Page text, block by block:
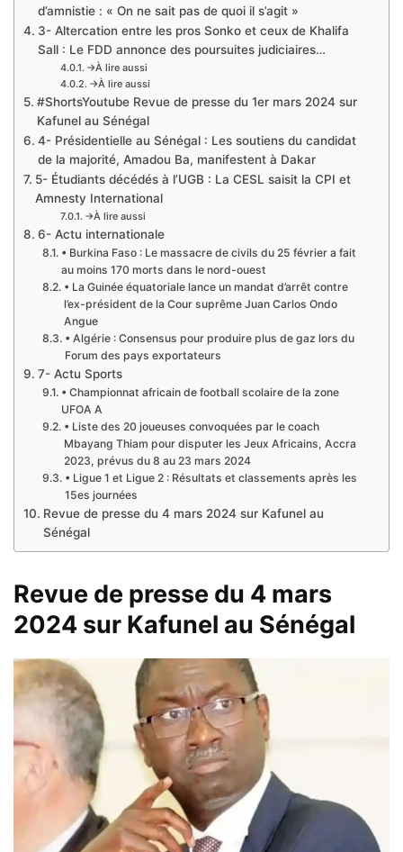
d’amnistie : « On ne sait pas de quoi il s’agit »
3- Altercation entre les pros Sonko et ceux de Khalifa
Sall : Le FDD annonce des poursuites judiciaires…
→À lire aussi
→À lire aussi
#ShortsYoutube Revue de presse du 1er mars 2024 sur
Kafunel au Sénégal
4- Présidentielle au Sénégal : Les soutiens du candidat
de la majorité, Amadou Ba, manifestent à Dakar
5- Étudiants décédés à l’UGB : La CESL saisit la CPI et
Amnesty International
→À lire aussi
6- Actu internationale
• Burkina Faso : Le massacre de civils du 25 février a fait
au moins 170 morts dans le nord-ouest
• La Guinée équatoriale lance un mandat d’arrêt contre
l’ex-président de la Cour suprême Juan Carlos Ondo
Angue
• Algérie : Consensus pour produire plus de gaz lors du
Forum des pays exportateurs
7- Actu Sports
• Championnat africain de football scolaire de la zone
UFOA A
• Liste des 20 joueuses convoquées par le coach
Mbayang Thiam pour disputer les Jeux Africains, Accra
2023, prévus du 8 au 23 mars 2024
• Ligue 1 et Ligue 2 : Résultats et classements après les
15es journées
Revue de presse du 4 mars 2024 sur Kafunel au
Sénégal
Revue de presse du 4 mars
2024 sur Kafunel au Sénégal